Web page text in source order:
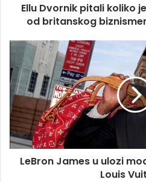
britanskog
biznismena,
odgovorila...
Ellu Dvornik pitali koliko
od britanskog
LeBron
u
ulozi
modela
u
novoj
kampanji
Louis
Vuittona
LeBron James u ulozi
Louis